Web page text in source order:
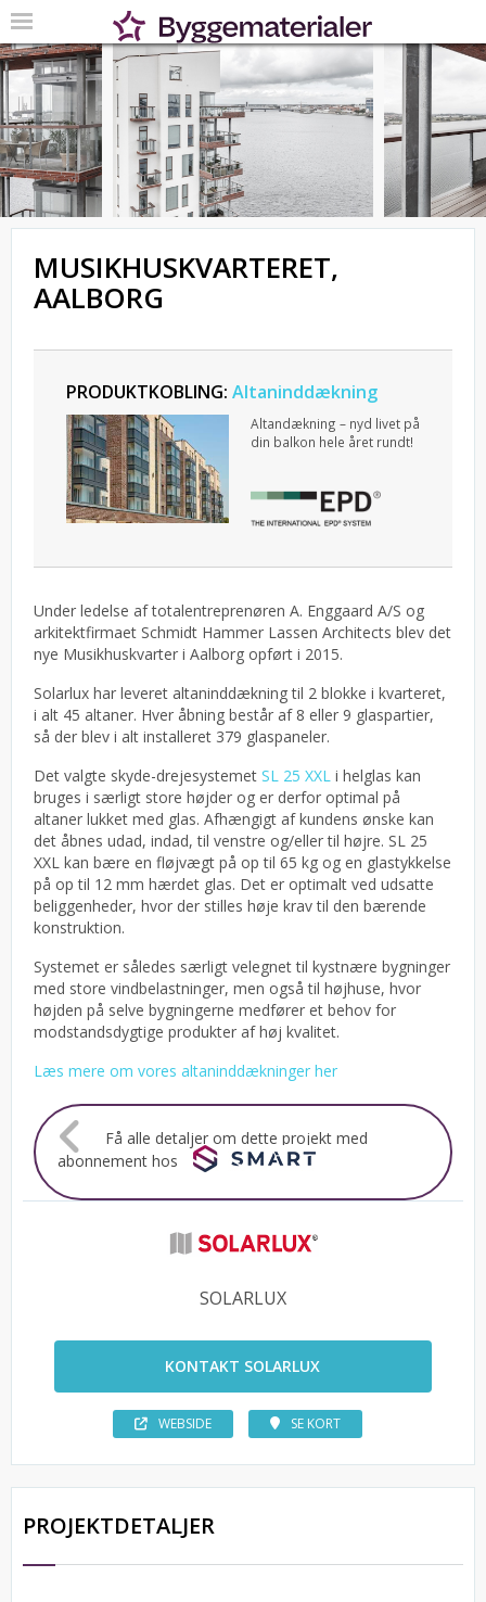
MUSIKHUSKVARTERET,
AALBORG
PRODUKTKOBLING: Altaninddækning
Altandækning – nyd livet på
din balkon hele året rundt!
Under ledelse af totalentreprenøren A. Enggaard A/S og
arkitektfirmaet Schmidt Hammer Lassen Architects blev det
nye Musikhuskvarter i Aalborg opført i 2015.
Solarlux har leveret altaninddækning til 2 blokke i kvarteret,
i alt 45 altaner. Hver åbning består af 8 eller 9 glaspartier,
så der blev i alt installeret 379 glaspaneler.
Det valgte skyde-drejesystemet SL 25 XXL i helglas kan
bruges i særligt store højder og er derfor optimal på
altaner lukket med glas. Afhængigt af kundens ønske kan
det åbnes udad, indad, til venstre og/eller til højre. SL 25
XXL kan bære en fløjvægt på op til 65 kg og en glastykkelse
på op til 12 mm hærdet glas. Det er optimalt ved udsatte
beliggenheder, hvor der stilles høje krav til den bærende
konstruktion.
Systemet er således særligt velegnet til kystnære bygninger
med store vindbelastninger, men også til højhuse, hvor
højden på selve bygningerne medfører et behov for
modstandsdygtige produkter af høj kvalitet.
Læs mere om vores altaninddækninger her
Få alle detaljer om dette projekt med
abonnement hos
SOLARLUX
KONTAKT SOLARLUX
WEBSIDE SE KORT
PROJEKTDETALJER